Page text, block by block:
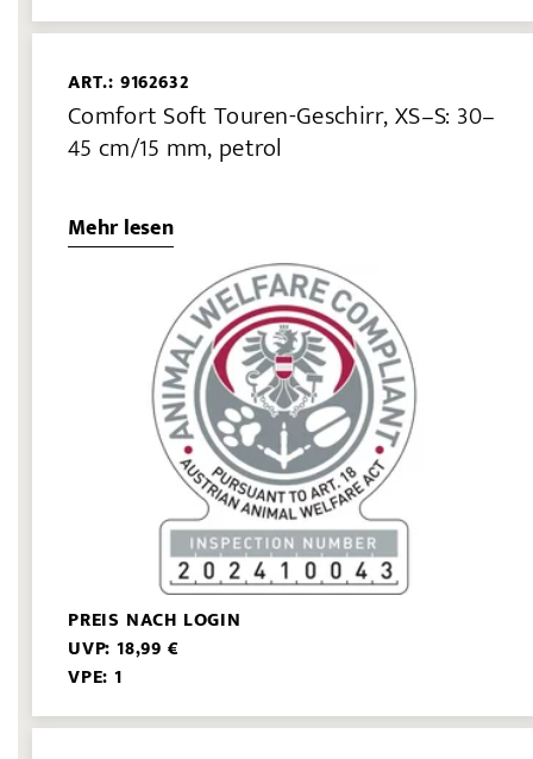
ART.: 9162632
Comfort Soft Touren-Geschirr, XS–S: 30–
45 cm/15 mm, petrol
Mehr lesen
PREIS NACH LOGIN
UVP: 18,99 €
VPE: 1